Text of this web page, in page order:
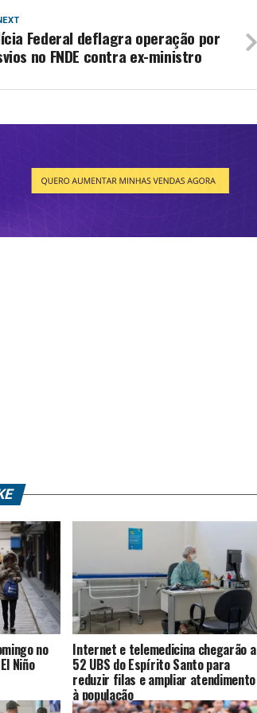
Federal deflagra operação por
no FNDE contra ex-ministro
no
Niño
Internet e telemedicina chegarão a
52 UBS do Espírito Santo para
reduzir filas e ampliar atendimento
à população